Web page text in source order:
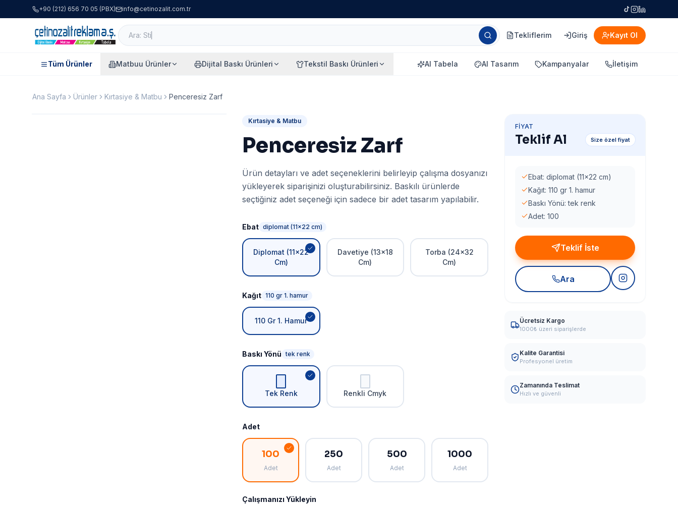
+90 (212) 656 70 05 (PBX) info@cetinozalit.com.tr
Tekliflerim Giriş Kayıt Ol
Tüm Ürünler Matbuu Ürünler Dijital Baskı Ürünleri Tekstil Baskı Ürünleri AI Tabela AI Tasarım Kampanyalar İletişim
Ana Sayfa Ürünler Kırtasiye & Matbu Penceresiz Zarf
Kırtasiye & Matbu
Penceresiz Zarf
Ürün detayları ve adet seçeneklerini belirleyip çalışma dosyanızı
yükleyerek siparişinizi oluşturabilirsiniz. Baskılı ürünlerde
seçtiğiniz adet seçeneği için sadece bir adet tasarım yapılabilir.
Ebat diplomat (11x22 cm)
Diplomat (11x22
Cm)
Davetiye (13x18
Cm)
Torba (24x32
Cm)
Kağıt 110 gr 1. hamur
110 Gr 1. Hamur
Baskı Yönü tek renk
Tek Renk Renkli Cmyk
Adet
100
Adet
250
Adet
500
Adet
1000
Adet
Çalışmanızı Yükleyin
FIYAT
Teklif Al Size özel fiyat
Ebat: diplomat (11x22 cm)
Kağıt: 110 gr 1. hamur
Baskı Yönü: tek renk
Adet: 100
Teklif İste
Ara
Ücretsiz Kargo
1000₺ üzeri siparişlerde
Kalite Garantisi
Profesyonel üretim
Zamanında Teslimat
Hızlı ve güvenli